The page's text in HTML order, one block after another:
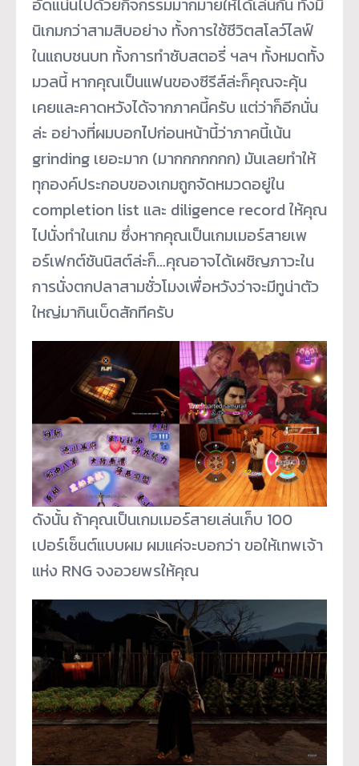
อัดแน่นไปด้วยกิจกรรมมากมายให้ได้เล่นกัน ทั้งมิ
นิเกมกว่าสามสิบอย่าง ทั้งการใช้ชีวิตสโลว์ไลฟ์
ในแถบชนบท ทั้งการทำซับสตอรี่ ฯลฯ ทั้งหมดทั้ง
มวลนี้ หากคุณเป็นแฟนของซีรีส์ล่ะก็คุณจะคุ้น
เคยและคาดหวังได้จากภาคนี้ครับ แต่ว่าก็อีกนั่น
ล่ะ อย่างที่ผมบอกไปก่อนหน้านี้ว่าภาคนี้เน้น
grinding เยอะมาก (มากกกกกกก) มันเลยทำให้
ทุกองค์ประกอบของเกมถูกจัดหมวดอยู่ใน
completion list และ diligence record ให้คุณ
ไปนั่งทำในเกม ซึ่งหากคุณเป็นเกมเมอร์สายเพ
อร์เฟกต์ชันนิสต์ล่ะก็…คุณอาจได้เผชิญภาวะใน
การนั่งตกปลาสามชั่วโมงเพื่อหวังว่าจะมีทูน่าตัว
ใหญ่มากินเบ็ดสักทีครับ
ดังนั้น ถ้าคุณเป็นเกมเมอร์สายเล่นเก็บ 100
เปอร์เซ็นต์แบบผม ผมแค่จะบอกว่า ขอให้เทพเจ้า
แห่ง RNG จงอวยพรให้คุณ